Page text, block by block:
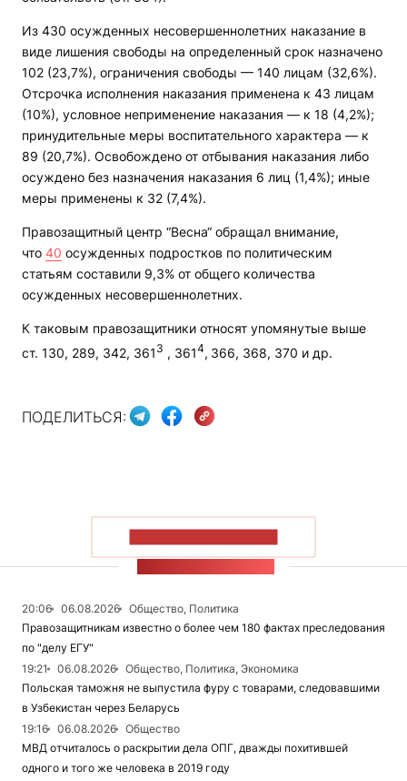
Из 430 осужденных несовершеннолетних наказание в
виде лишения свободы на определенный срок назначено
102 (23,7%), ограничения свободы — 140 лицам (32,6%).
Отсрочка исполнения наказания применена к 43 лицам
(10%), условное неприменение наказания — к 18 (4,2%);
принудительные меры воспитательного характера — к
89 (20,7%). Освобождено от отбывания наказания либо
осуждено без назначения наказания 6 лиц (1,4%); иные
меры применены к 32 (7,4%).
Правозащитный центр “Весна“ обращал внимание,
что 40 осужденных подростков по политическим
статьям составили 9,3% от общего количества
осужденных несовершеннолетних.
К таковым правозащитники относят упомянутые выше
ст. 130, 289, 342, 361 3 , 3614 366, 368, 370 и др.
ПОДЕЛИТЬСЯ:
20:06 06.08.2026
Общество, Политика
Правозащитникам известно о более чем 180 фактах преследования
по "делу ЕГУ"
19:21
06.08.2026
Общество, Политика, Экономика
Польская таможня не выпустила фуру с товарами, следовавшими
в Узбекистан через Беларусь
19:16
06.08.2026
Общество
МВД отчиталось о раскрытии дела ОПГ, дважды похитившей
одного и того же человека в 2019 году